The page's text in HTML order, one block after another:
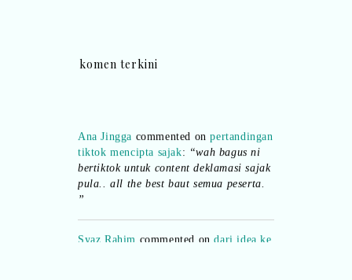
komen terkini
tiktok mencipta sajak:“wah bagus ni
bertiktok untuk content deklamasi sajak
pula.. all the best baut semua peserta.
”
realiti mencipta permainan:“Selain